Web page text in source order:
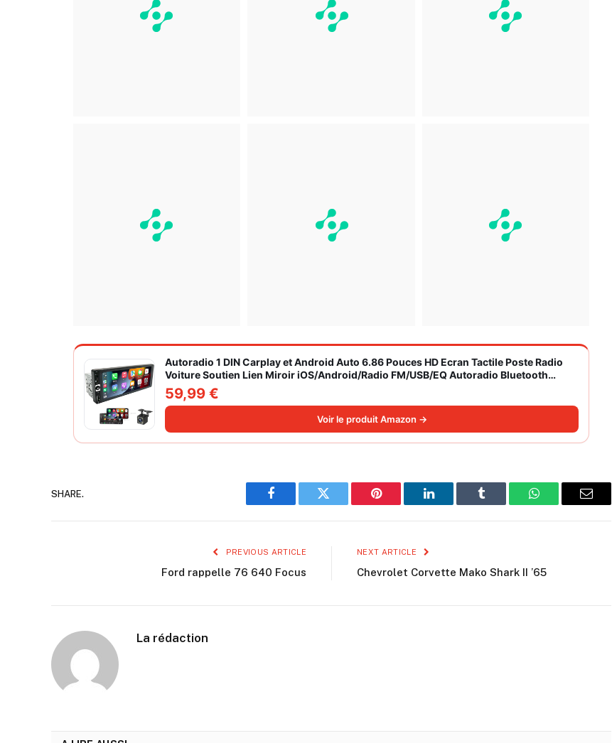
Autoradio 1 DIN Carplay et Android Auto 6.86 Pouces HD Ecran Tactile Poste Radio
Voiture Soutien Lien Miroir iOS/Android/Radio FM/USB/EQ Autoradio Bluetooth
Caméra de Recul
59,99 €
Voir le produit Amazon →
SHARE.
Facebook Twitter Pinterest LinkedIn Tumblr WhatsAppEmail
PREVIOUS ARTICLE
Ford rappelle 76 640 Focus
NEXT ARTICLE
Chevrolet Corvette Mako Shark II ’65
La rédaction